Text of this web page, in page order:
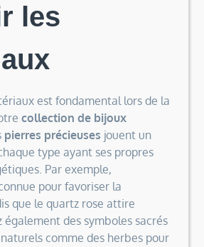
les
est fondamental lors de la
collection de bijoux
pierres précieuses jouent un
type ayant ses propres
Par exemple,
pour favoriser la
que le quartz rose attire
également des symboles sacrés
comme des herbes pour